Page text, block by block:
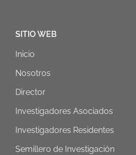
SITIO WEB
Inicio
Nosotros
Director
Investigadores Asociados
Investigadores Residentes
Semillero de Investigación